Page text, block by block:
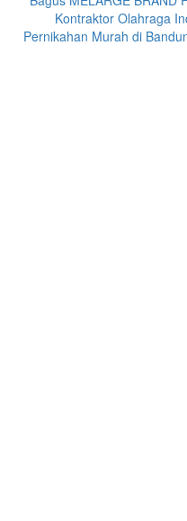
Kontraktor Olahraga
Pernikahan Murah di